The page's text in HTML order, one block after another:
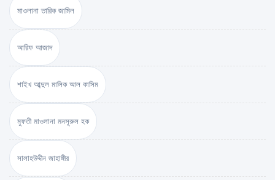
মাওলানা তারিক জামিল
আরিফ আজাদ
শাইখ আব্দুল মালিক আল কাসিম
মুফতী মাওলানা মনসূরুল হক
সালাহউদ্দীন জাহাঙ্গীর